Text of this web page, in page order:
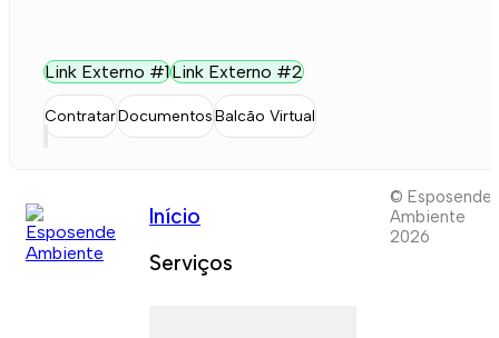
Link Externo #1Link Externo #2
ContratarDocumentosBalcão Virtual
Início
Serviços
© Esposende
Ambiente
2026